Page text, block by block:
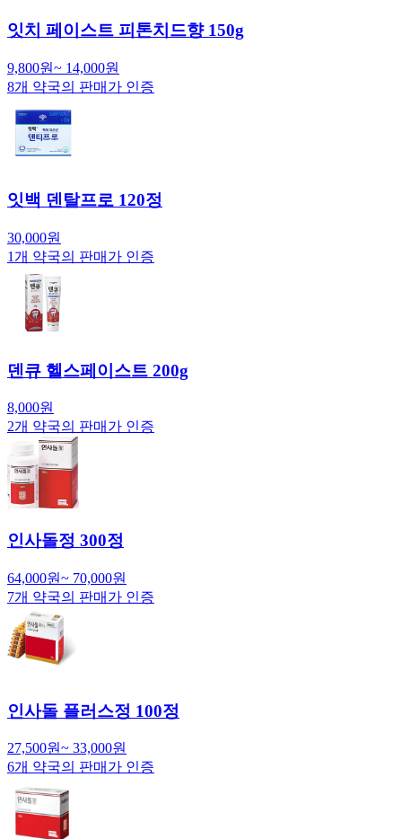
잇치 페이스트 피톤치드향 150g
9,800원~ 14,000원
8개 약국의 판매가 인증
잇백 덴탈프로 120정
30,000원
1개 약국의 판매가 인증
덴큐 헬스페이스트 200g
8,000원
2개 약국의 판매가 인증
인사돌정 300정
64,000원~ 70,000원
7개 약국의 판매가 인증
인사돌 플러스정 100정
27,500원~ 33,000원
6개 약국의 판매가 인증